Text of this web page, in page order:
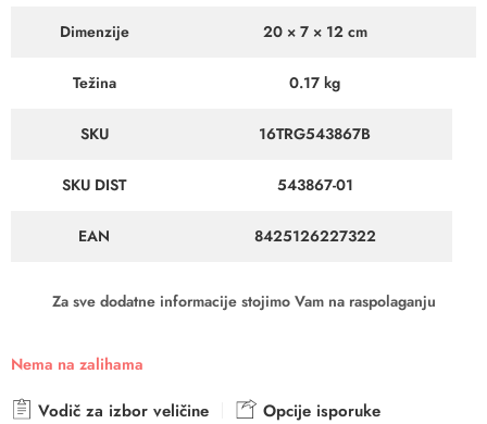
Dimenzije 20 × 7 × 12 cm
Težina 0.17 kg
SKU 16TRG543867B
SKU DIST 543867-01
EAN 8425126227322
Za sve dodatne informacije stojimo Vam na raspolaganju
Nema na zalihama
Vodič za izbor veličine Opcije isporuke